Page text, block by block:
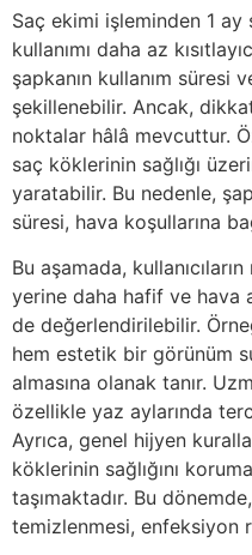
Saç ekimi işleminden 1
kullanımı daha az
şapkanın kullanım süresi
şekillenebilir. Ancak,
noktalar hâlâ mevcuttur.
saç köklerinin sağlığı
yaratabilir. Bu nedenle,
süresi, hava koşullarına
Bu aşamada,
yerine daha hafif ve hava
de değerlendirilebilir.
hem estetik bir görünüm
almasına olanak tanır.
özellikle yaz aylarında
Ayrıca, genel hijyen
köklerinin sağlığını
taşımaktadır. Bu
temizlenmesi, enfeksiyon